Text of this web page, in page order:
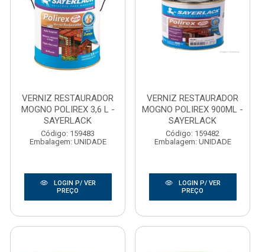
VERNIZ RESTAURADOR
MOGNO POLIREX 3,6 L -
SAYERLACK
Código: 159483
Embalagem: UNIDADE
LOGIN P/ VER
PREÇO
VERNIZ RESTAURADOR
MOGNO POLIREX 900ML -
SAYERLACK
Código: 159482
Embalagem: UNIDADE
LOGIN P/ VER
PREÇO